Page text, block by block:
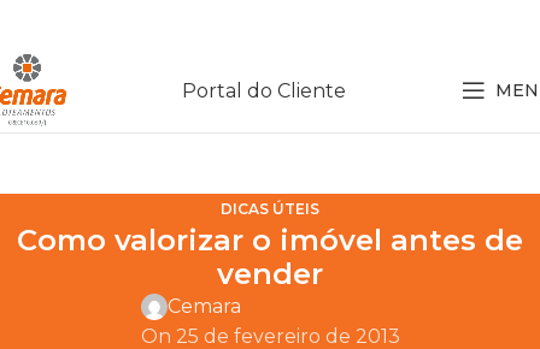
Portal do Cliente
DICAS ÚTEIS
Como valorizar o imóvel antes de
vender
Cemara
On 25 de fevereiro de 2013